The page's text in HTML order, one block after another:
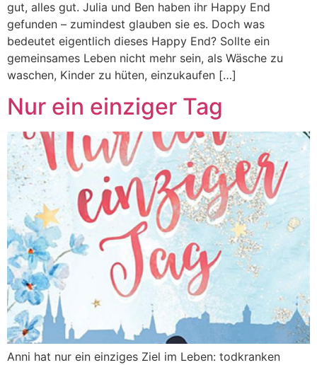
gut, alles gut. Julia und Ben haben ihr Happy End
gefunden – zumindest glauben sie es. Doch was
bedeutet eigentlich dieses Happy End? Sollte ein
gemeinsames Leben nicht mehr sein, als Wäsche zu
waschen, Kinder zu hüten, einzukaufen […]
Nur ein einziger Tag
Anni hat nur ein einziges Ziel im Leben: todkranken